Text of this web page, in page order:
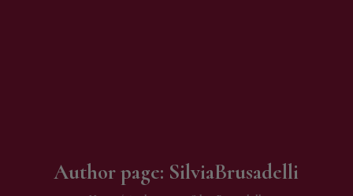
Author page: SilviaBrusadelli